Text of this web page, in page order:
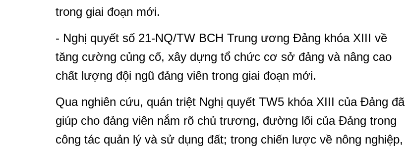
trong giai đoạn mới.
- Nghị quyết số 21-NQ/TW BCH Trung ương Đảng khóa XIII về
tăng cường củng cố, xây dựng tổ chức cơ sở đảng và nâng cao
chất lượng đội ngũ đảng viên trong giai đoạn mới.
Qua nghiên cứu, quán triệt Nghị quyết TW5 khóa XIII của Đảng đã
giúp cho đảng viên nắm rõ chủ trương, đường lối của Đảng trong
công tác quản lý và sử dụng đất; trong chiến lược về nông nghiệp,